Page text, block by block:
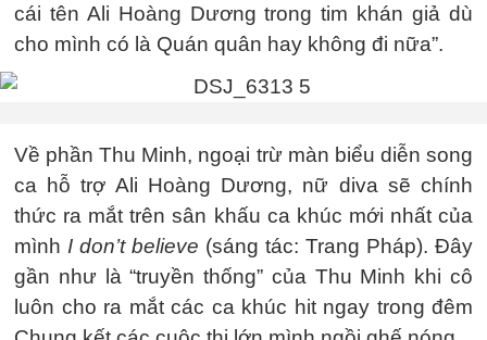
cái tên Ali Hoàng Dương trong tim khán giả dù
cho mình có là Quán quân hay không đi nữa”.
Về phần Thu Minh, ngoại trừ màn biểu diễn song
ca hỗ trợ Ali Hoàng Dương, nữ diva sẽ chính
thức ra mắt trên sân khấu ca khúc mới nhất của
mình I don’t believe (sáng tác: Trang Pháp). Đây
gần như là “truyền thống” của Thu Minh khi cô
luôn cho ra mắt các ca khúc hit ngay trong đêm